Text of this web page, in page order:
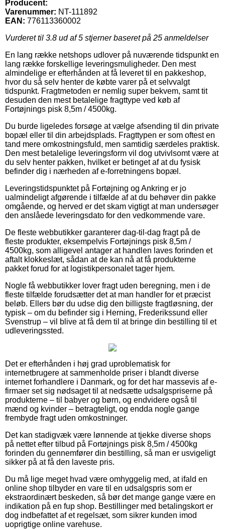
Producent:
Varenummer: NT-111892
EAN: 776113360002
Vurderet til 3.8 ud af 5 stjerner baseret på 25 anmeldelser
En lang række netshops udlover på nuværende tidspunkt en
lang række forskellige leveringsmuligheder. Den mest
almindelige er efterhånden at få leveret til en pakkeshop,
hvor du så selv henter de købte varer på et selvvalgt
tidspunkt. Fragtmetoden er nemlig super bekvem, samt tit
desuden den mest betalelige fragttype ved køb af
Fortøjnings pisk 8,5m / 4500kg.
Du burde ligeledes forsøge at vælge afsending til din private
bopæl eller til din arbejdsplads. Fragttypen er som oftest en
tand mere omkostningsfuld, men samtidig særdeles praktisk.
Den mest betalelige leveringsform vil dog utvivlsomt være at
du selv henter pakken, hvilket er betinget af at du fysisk
befinder dig i nærheden af e-forretningens bopæl.
Leveringstidspunktet på Fortøjning og Ankring er jo
ualmindeligt afgørende i tilfælde af at du behøver din pakke
omgående, og herved er det skam vigtigt at man undersøger
den anslåede leveringsdato for den vedkommende vare.
De fleste webbutikker garanterer dag-til-dag fragt på de
fleste produkter, eksempelvis Fortøjnings pisk 8,5m /
4500kg, som alligevel antager at handlen laves forinden et
aftalt klokkeslæt, sådan at de kan nå at få produkterne
pakket forud for at logistikpersonalet tager hjem.
Nogle få webbutikker lover fragt uden beregning, men i de
fleste tilfælde forudsætter det at man handler for et præcist
beløb. Ellers bør du udse dig den billigste fragtløsning, der
typisk – om du befinder sig i Herning, Frederikssund eller
Svenstrup – vil blive at få dem til at bringe din bestilling til et
udleveringssted.
Det er efterhånden i høj grad uproblematisk for
internetbrugere at sammenholde priser i blandt diverse
internet forhandlere i Danmark, og for det har massevis af e-
firmaer set sig nødsaget til at nedsætte udsalgspriserne på
produkterne – til babyer og børn, og endvidere også til
mænd og kvinder – betragteligt, og endda nogle gange
frembyde fragt uden omkostninger.
Det kan stadigvæk være lønnende at tjekke diverse shops
på nettet efter tilbud på Fortøjnings pisk 8,5m / 4500kg
forinden du gennemfører din bestilling, så man er usvigeligt
sikker på at få den laveste pris.
Du må lige meget hvad være omhyggelig med, at ifald en
online shop tilbyder en vare til en udsalgspris som er
ekstraordinært beskeden, så bør det mange gange være en
indikation på en fup shop. Bestillinger med betalingskort er
dog indbefattet af et regelsæt, som sikrer kunden imod
uoprigtige online varehuse.